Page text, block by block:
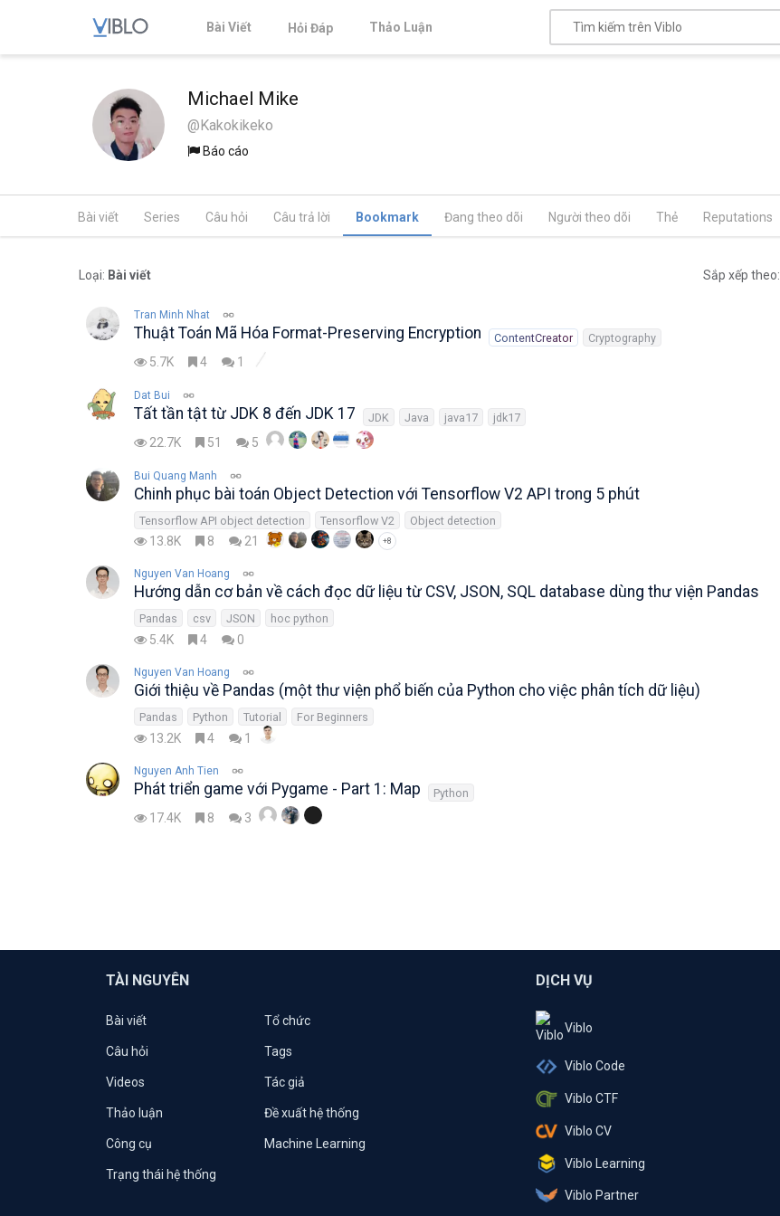
Bài Viết Hỏi Đáp Thảo Luận
Michael Mike
@Kakokikeko
Báo cáo
Bài viết Series Câu hỏi Câu trả lời Bookmark Đang theo dõi Người theo dõi Thẻ Reputations
Loại: Bài viết Sắp xếp theo:
Tran Minh Nhat
Thuật Toán Mã Hóa Format-Preserving Encryption ContentCreator Cryptography
5.7K 4 1
Dat Bui
Tất tần tật từ JDK 8 đến JDK 17 JDK Java java17 jdk17
22.7K 51 5
Bui Quang Manh
Chinh phục bài toán Object Detection với Tensorflow V2 API trong 5 phút
Tensorflow API object detection Tensorflow V2 Object detection
13.8K 8 21 +8
Nguyen Van Hoang
Hướng dẫn cơ bản về cách đọc dữ liệu từ CSV, JSON, SQL database dùng thư viện Pandas
Pandas csv JSON hoc python
5.4K 4 0
Nguyen Van Hoang
Giới thiệu về Pandas (một thư viện phổ biến của Python cho việc phân tích dữ liệu)
Pandas Python Tutorial For Beginners
13.2K 4 1
Nguyen Anh Tien
Phát triển game với Pygame - Part 1: Map Python
17.4K 8 3
TÀI NGUYÊN
Bài viết Tổ chức
Câu hỏi Tags
Videos Tác giả
Thảo luận Đề xuất hệ thống
Công cụ Machine Learning
Trạng thái hệ thống
DỊCH VỤ
Viblo
Viblo Code
Viblo CTF
Viblo CV
Viblo Learning
Viblo Partner